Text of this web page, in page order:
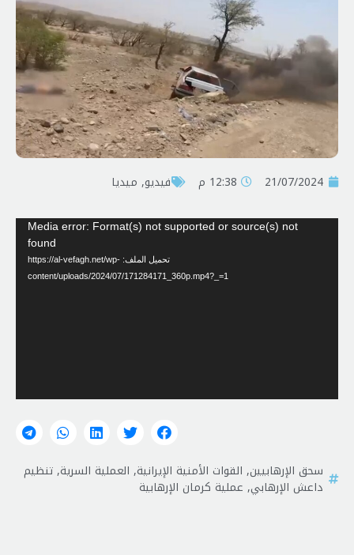
21/07/2024 12:38 م فیدیو, ميديا
مشغل Media error: Format(s) not supported or source(s) not
found
تحميل الملف: https://al-vefagh.net/wp-
content/uploads/2024/07/171284171_360p.mp4?_=1
سحق الإرهابيين, القوات الأمنیة الإيرانية, العملية السرية,تنظیم
داعش الإرهابي, عملية كرمان الإرهابية